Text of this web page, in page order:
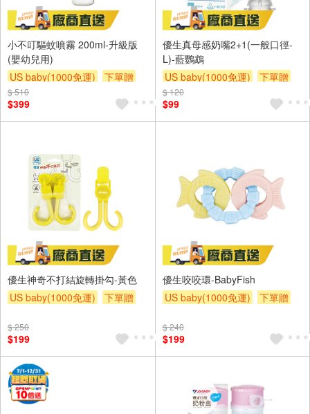
小不叮驅蚊噴霧 200ml-升級版
(嬰幼兒用)
US baby(1000免運)
下單贈
滿額贈
$ 510
$399
優生真母感奶嘴2+1(一般口徑-
L)-藍鸚鵡
US baby(1000免運)
下單贈
滿額贈
$ 120
$99
優生神奇不打結旋轉掛勾-黃色
US baby(1000免運)
下單贈
$ 250
$199
優生咬咬環-BabyFish
US baby(1000免運)
下單贈
$ 240
$199